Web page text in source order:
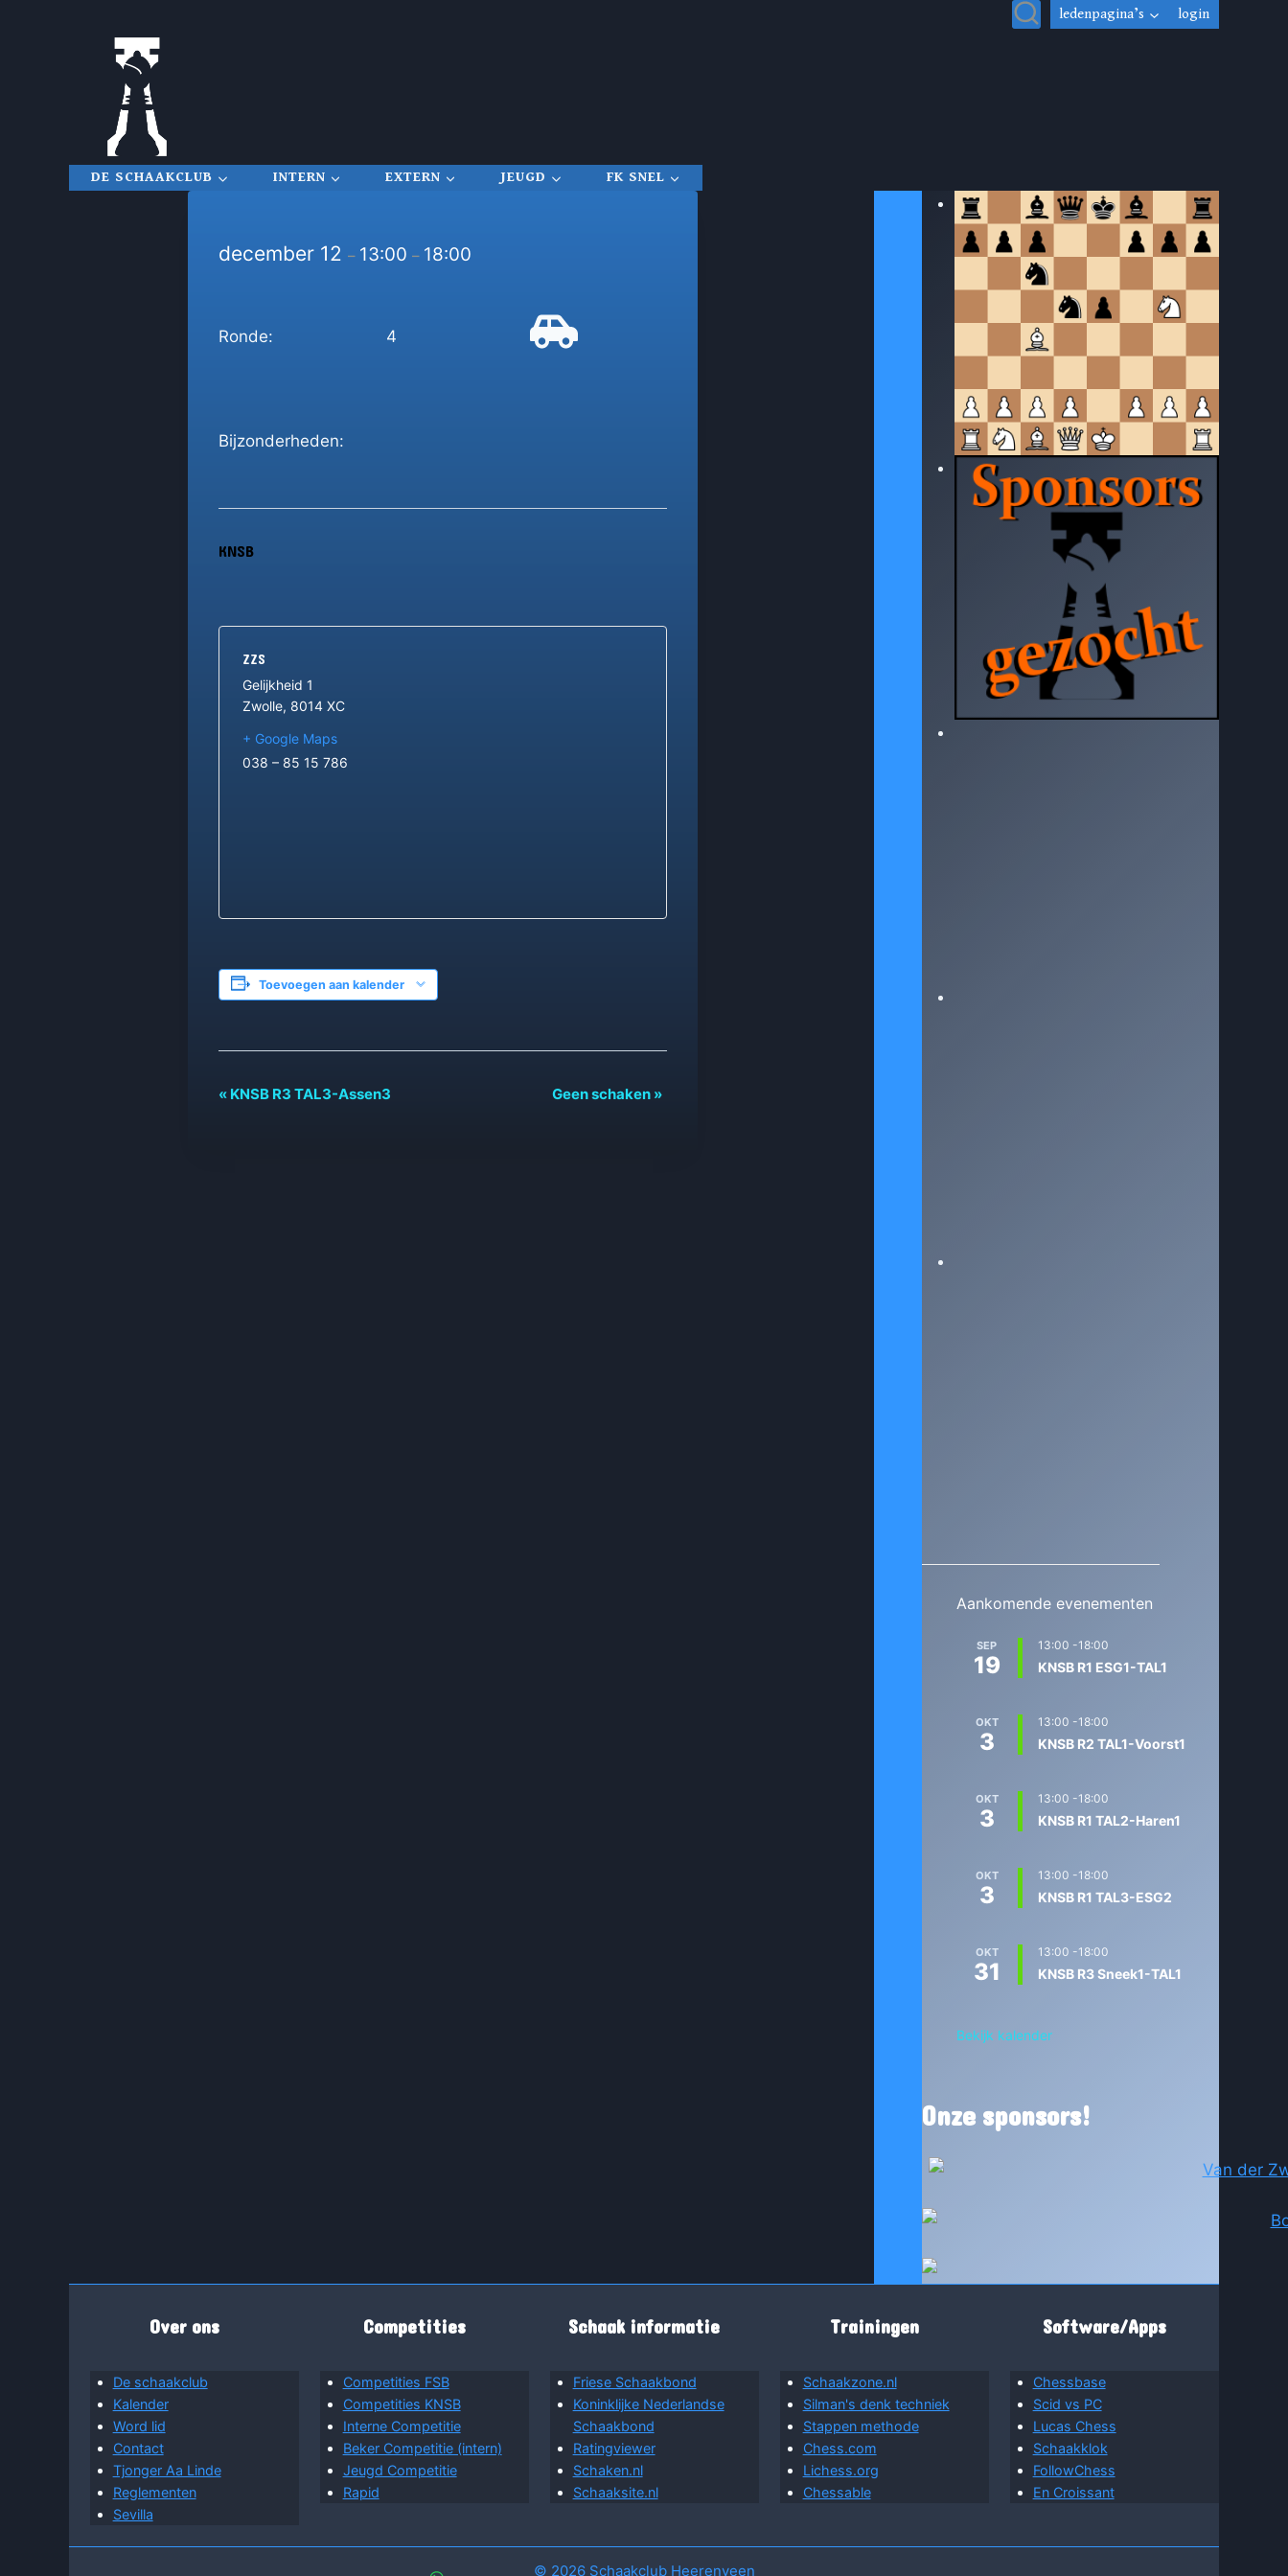
ledenpagina’s login
DE SCHAAKCLUB INTERN EXTERN JEUGD FK SNEL
december 12– 13:00– 18:00
Ronde: 4
Bijzonderheden:
KNSB
ZZS
Gelijkheid 1
Zwolle, 8014 XC
+ Google Maps
038 – 85 15 786
Toevoegen aan kalender
Evenement
« KNSB R3 TAL3-Assen3 Geen schaken »
Aankomende evenementen
SEP
19
13:00 -18:00
KNSB R1 ESG1-TAL1
OKT
3
13:00 -18:00
KNSB R2 TAL1-Voorst1
OKT
3
13:00 -18:00
KNSB R1 TAL2-Haren1
OKT
3
13:00 -18:00
KNSB R1 TAL3-ESG2
OKT
31
13:00 -18:00
KNSB R3 Sneek1-TAL1
Bekijk kalender
Onze sponsors!
Over ons
De schaakclub
Kalender
Word lid
Contact
Tjonger Aa Linde
Reglementen
Sevilla
Competities
Competities FSB
Competities KNSB
Interne Competitie
Beker Competitie (intern)
Jeugd Competitie
Rapid
Schaak informatie
Friese Schaakbond
Koninklijke Nederlandse
Schaakbond
Ratingviewer
Schaken.nl
Schaaksite.nl
Trainingen
Schaakzone.nl
Silman's denk techniek
Stappen methode
Chess.com
Lichess.org
Chessable
Software/Apps
Chessbase
Scid vs PC
Lucas Chess
Schaakklok
FollowChess
En Croissant
© 2026 Schaakclub Heerenveen